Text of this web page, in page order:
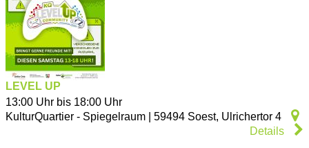
LEVEL UP
13:00 Uhr bis 18:00 Uhr
KulturQuartier - Spiegelraum
59494 Soest, Ulrichertor 4
Details